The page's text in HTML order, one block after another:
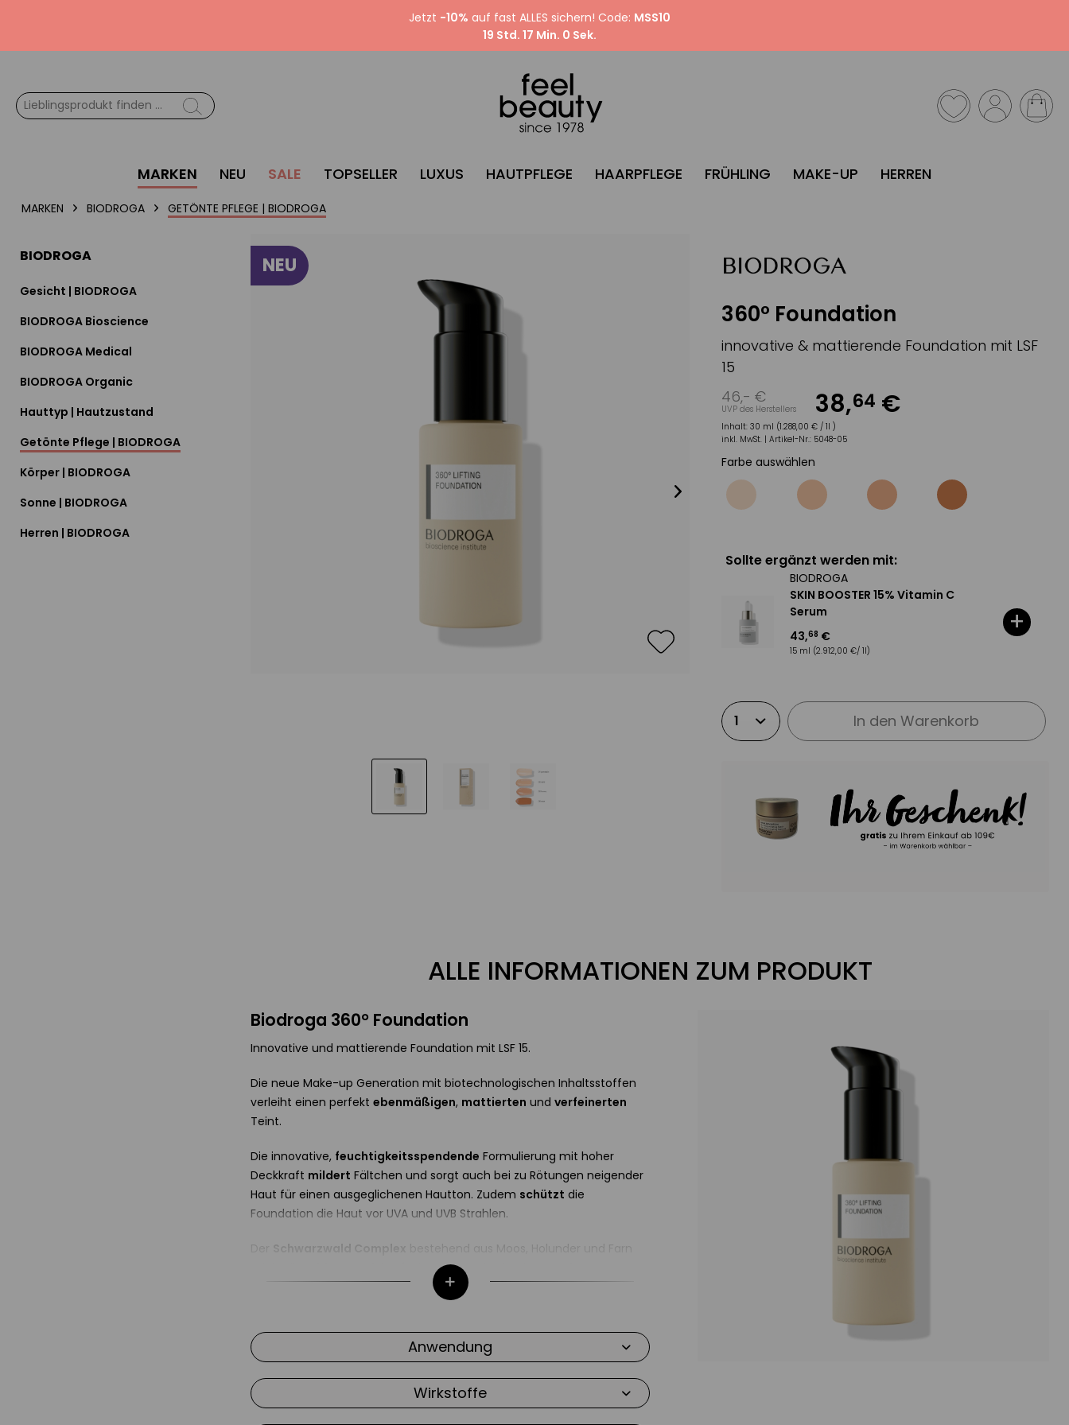
Jetzt -10% auf fast ALLES sichern! Code: MSS10
19 Std. 16 Min. 59 Sek.
MARKEN NEU SALE TOPSELLER LUXUS HAUTPFLEGE HAARPFLEGE FRÜHLING MAKE-UP HERREN
MARKEN BIODROGA GETÖNTE PFLEGE | BIODROGA
BIODROGA
Gesicht | BIODROGA
BIODROGA Bioscience
BIODROGA Medical
BIODROGA Organic
Hauttyp | Hautzustand
Getönte Pflege | BIODROGA
Körper | BIODROGA
Sonne | BIODROGA
Herren | BIODROGA
NEU NEU
360° Foundation
innovative & mattierende Foundation mit LSF
15
46,-€
UVP des Herstellers 38,64 €
Inhalt:30 ml (1.288,00 € / 1l )
inkl. MwSt. |Artikel-Nr.: 5048-05
Farbe auswählen
Sollte ergänzt werden mit:
BIODROGA
SKIN BOOSTER 15% Vitamin C
Serum
43,68 €
15 ml (2.912,00 €/ 1l)
+
In den Warenkorb
ALLE INFORMATIONEN ZUM PRODUKT
Biodroga 360° Foundation
Innovative und mattierende Foundation mit LSF 15.
Die neue Make-up Generation mit biotechnologischen Inhaltsstoffen
verleiht einen perfekt ebenmäßigen, mattierten und verfeinerten
Teint.
Die innovative, feuchtigkeitsspendende Formulierung mit hoher
Deckkraft mildert Fältchen und sorgt auch bei zu Rötungen neigender
Haut für einen ausgeglichenen Hautton. Zudem schützt die
Foundation die Haut vor UVA und UVB Strahlen.
Schwarzwald Complex
bestehend aus Moos, Holunder und Farn
der Haut und schenkt
Anwendung der Biodroga 360° Foundation
Nach der Reinigung gleichmäßig auf der Haut mit einem
Schwämmchen oder den Fingern verteilen.
Innovative und mattierende Foundation mit LSF
15
Anwendung
Wirkstoffe